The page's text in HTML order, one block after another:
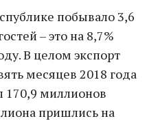
побывало 3,6
– это на 8,7%
В целом экспорт
месяцев 2018 года
170,9 миллионов
пришлись на